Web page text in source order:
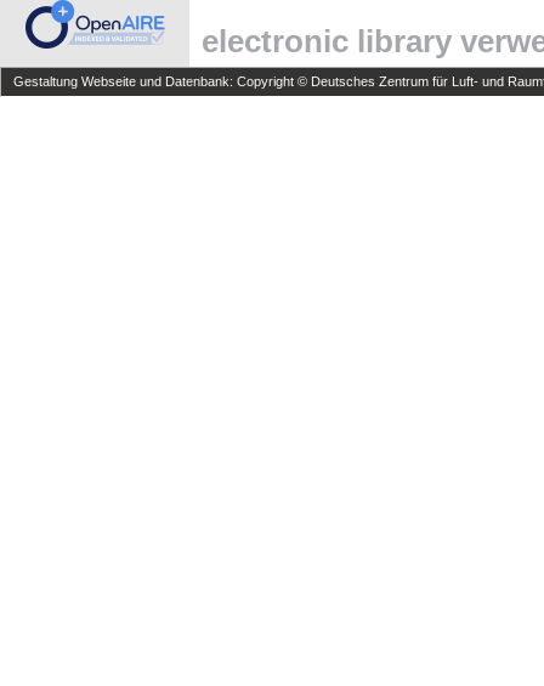
electronic library
Gestaltung Webseite und Datenbank: Copyright © Deutsches Zentrum für Luft- und